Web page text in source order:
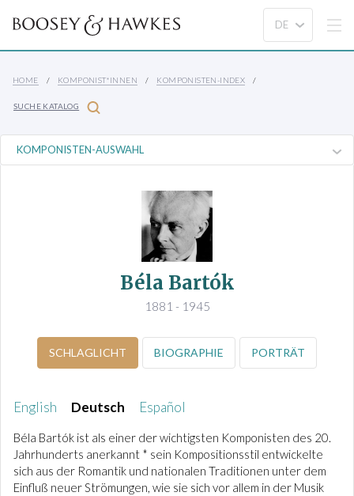
HOME KOMPONIST*INNEN KOMPONISTEN-INDEX
SUCHE KATALOG
Béla Bartók
1881 - 1945
SCHLAGLICHT BIOGRAPHIE PORTRÄT
English Deutsch Español
Béla Bartók ist als einer der wichtigsten Komponisten des 20.
Jahrhunderts anerkannt * sein Kompositionsstil entwickelte
sich aus der Romantik und nationalen Traditionen unter dem
Einfluß neuer Strömungen, wie sie sich vor allem in der Musik